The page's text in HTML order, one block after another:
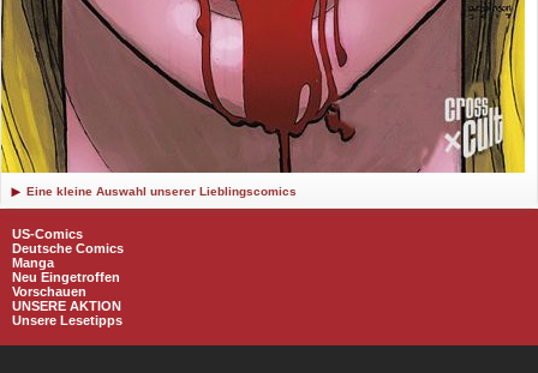
Eine kleine Auswahl unserer Lieblingscomics
US-Comics
Deutsche Comics
Manga
Neu Eingetroffen
Vorschauen
UNSERE AKTION
Unsere Lesetipps